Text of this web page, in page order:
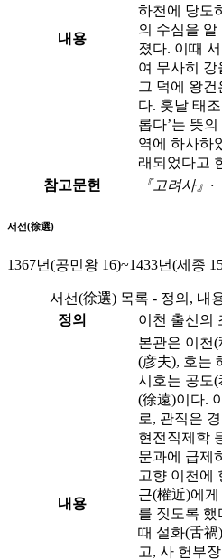
내용
하천에 당도
의 수심을
졌다. 이때
여 무사히 강
그 덕에 왕
다. 훗날 태
롭다’는 뜻의
역에 하사하
래되었다고
참고문헌
『고려사』
서선(徐選)
1367년(공민왕 16)~1433년(세종
서선(徐選) 목록 - 정의, 내
정의
이천 출신의
내용
본관은 이천(
(彦夫), 호는
시호는 공도(
(徐遠)이다.
로, 관직은
현전직제학
문과에 급제
고향 이천에
근(權近)에게
를 짓도록 했
때 설화(舌禍
고, 사 헌부